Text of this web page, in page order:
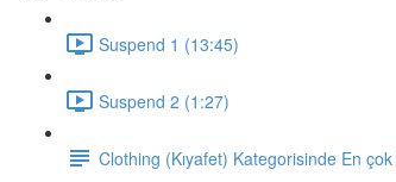
Suspend 1 (13:45)
Suspend 2 (1:27)
Clothing (Kıyafet) Kategorisinde En